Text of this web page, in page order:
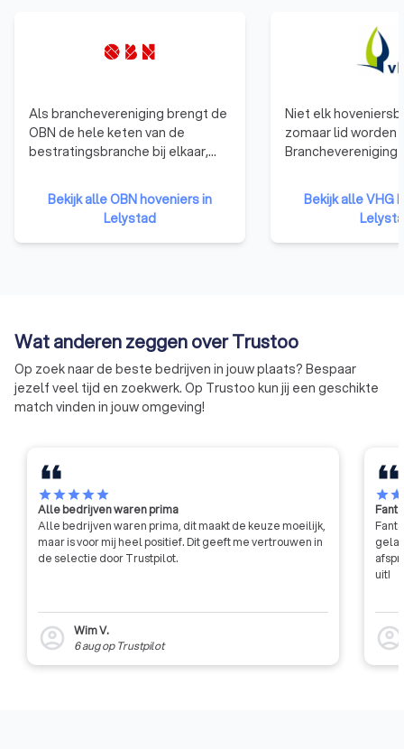
Als branchevereniging brengt de
OBN de hele keten van de
bestratingsbranche bij elkaar,
certificeringsinstituut en
leverancier van materiaal of
materieel. OBN-leden zijn, met
hun kennis en ervaring, de
werken en worden gezien als de
architecten van de buitenruimte.
Bekijk alle OBN hoveniers in
Lelystad
Niet elk
zomaar lid worden
Branchevereniging
toelatingseisen.
dat elk VHG-lid
groenprofessional
zorgeloos
toch iets niet in
heeft u de
schade worden
Bekijk alle VHG
Wat anderen zeggen over Trustoo
Op zoek naar de beste bedrijven in jouw plaats? Bespaar
jezelf veel tijd en zoekwerk. Op Trustoo kun jij een geschikte
match vinden in jouw omgeving!
starstarstarstarstar
Alle bedrijven waren prima
Alle bedrijven waren prima, dit maakt de keuze moeilijk,
maar is voor mij heel positief. Dit geeft me vertrouwen in
de selectie door Trustpilot.
account_circle
Wim V.
6 augop Trustpilot
starstar
uit!
account_circle